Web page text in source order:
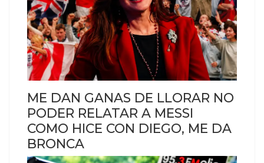
ME DAN GANAS DE LLORAR NO
PODER RELATAR A MESSI
COMO HICE CON DIEGO, ME DA
BRONCA